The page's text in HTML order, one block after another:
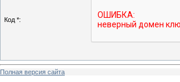
Код *:
Полная версия сайта